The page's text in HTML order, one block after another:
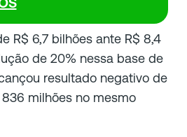
R$ 6,7 bilhões ante R$ 8,4
de 20% nessa base de
resultado negativo de
milhões no mesmo